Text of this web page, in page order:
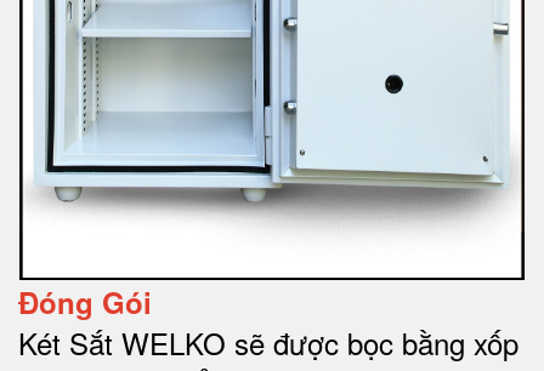
Đóng Gói
Két Sắt WELKO sẽ được bọc bằng xốp